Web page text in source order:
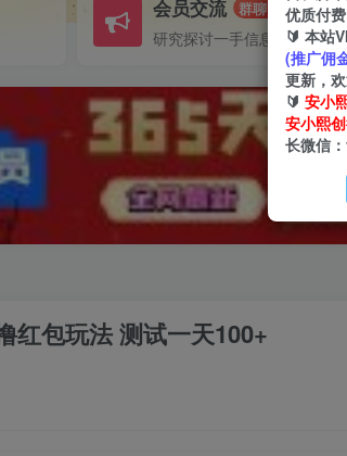
会员交流 群聊
研究探讨一手信息差
红包玩法 测试一天100+
优质付
🔰 本站
(推广佣
更新，
🔰 安小
安小熙
长微信